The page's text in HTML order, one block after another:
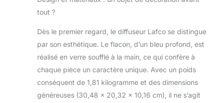
tout ?
Dès le premier regard, le diffuseur Lafco se distingue
par son esthétique. Le flacon, d’un bleu profond, est
réalisé en verre soufflé à la main, ce qui confère à
chaque pièce un caractère unique. Avec un poids
conséquent de 1,81 kilogramme et des dimensions
généreuses (30,48 x 20,32 x 10,16 cm), il ne s’agit